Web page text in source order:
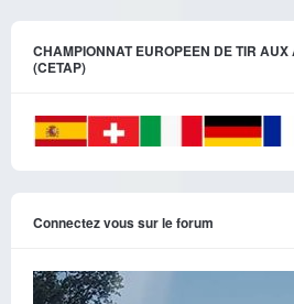
CHAMPIONNAT EUROPEEN DE TIR
(CETAP)
Connectez vous sur le forum